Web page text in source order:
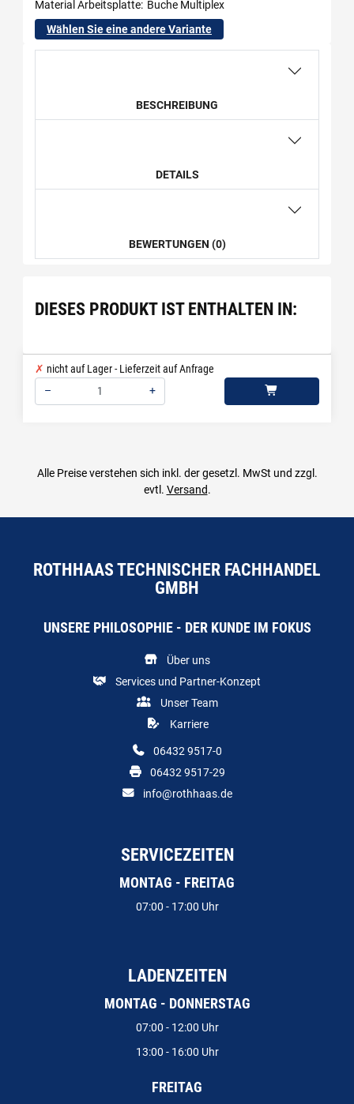
Material Arbeitsplatte Buche Multiplex
Wählen Sie eine andere Variante
BESCHREIBUNG
DETAILS
BEWERTUNGEN (0)
DIESES PRODUKT IST ENTHALTEN IN:
nicht auf Lager - Lieferzeit auf Anfrage
–
+
Alle Preise verstehen sich inkl. der gesetzl. MwSt und zzgl.
evtl. Versand.
ROTHHAAS TECHNISCHER FACHHANDEL
GMBH
UNSERE PHILOSOPHIE - DER KUNDE IM FOKUS
Über uns
Services und Partner-Konzept
Unser Team
Karriere
06432 9517-0
06432 9517-29
info@rothhaas.de
SERVICEZEITEN
MONTAG - FREITAG
07:00 - 17:00 Uhr
LADENZEITEN
MONTAG - DONNERSTAG
07:00 - 12:00 Uhr
13:00 - 16:00 Uhr
FREITAG